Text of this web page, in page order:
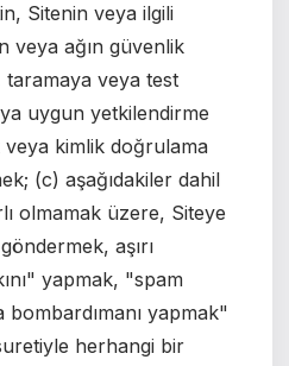
Sitenin veya ilgili
veya ağın güvenlik
taramaya veya test
uygun yetkilendirme
veya kimlik doğrulama
(c) aşağıdakiler dahil
olmamak üzere, Siteye
aşırı
yapmak, "spam
yapmak"
herhangi bir